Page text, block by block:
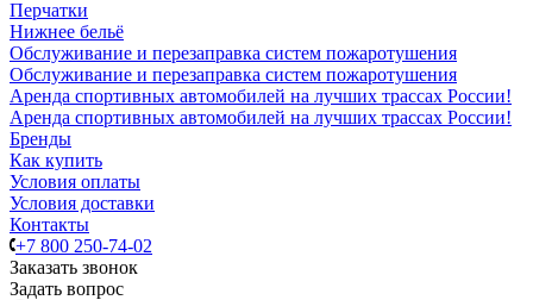
Перчатки
Нижнее бельё
Обслуживание и перезаправка систем пожаротушения
Обслуживание и перезаправка систем пожаротушения
Аренда спортивных автомобилей на лучших трассах России!
Аренда спортивных автомобилей на лучших трассах России!
Бренды
Как купить
Условия оплаты
Условия доставки
Контакты
+7 800 250-74-02
Заказать звонок
Задать вопрос